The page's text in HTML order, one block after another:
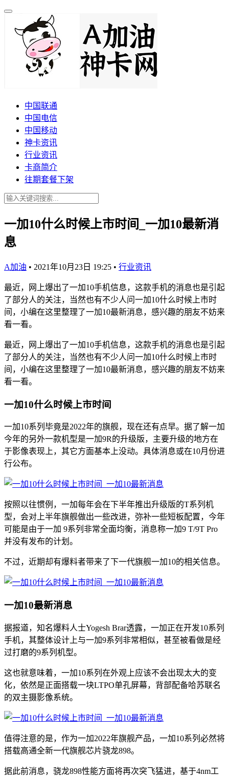
中国联通
中国电信
中国移动
神卡资讯
行业资讯
卡商简介
往期套餐下架
一加10什么时候上市时间_一加10最新消
息
A加油 • 2021年10月23日 19:25 • 行业资讯
最近，网上爆出了一加10手机信息，这款手机的消息也是引起
了部分人的关注，当然也有不少人问一加10什么时候上市时
间，小编在这里整理了一加10最新消息，感兴趣的朋友不妨来
看一看。
最近，网上爆出了一加10手机信息，这款手机的消息也是引起
了部分人的关注，当然也有不少人问一加10什么时候上市时
间，小编在这里整理了一加10最新消息，感兴趣的朋友不妨来
看一看。
一加10什么时候上市时间
一加10系列毕竟是2022年的旗舰，现在还有点早。据了解一加
今年的另外一款机型是一加9R的升级版，主要升级的地方在
于影像表现上，其它方面基本上没动。具体消息或在10月份进
行公布。
按照以往惯例，一加每年会在下半年推出升级版的T系列机
型，会对上半年旗舰做出一些改进，弥补一些短板配置，今年
可能是由于一加 9系列非常全面均衡，消息称一加9 T/9T Pro
并没有发布的计划。
不过，近期却有爆料者带来了下一代旗舰一加10的相关信息。
一加10最新消息
据报道，知名爆料人士Yogesh Brar透露，一加正在开发10系列
手机，其整体设计上与一加9系列非常相似，甚至被看做是经
过打磨的9系列机型。
这也就意味着，一加10系列在外观上应该不会出现太大的变
化，依然是正面搭载一块LTPO单孔屏幕，背部配备哈苏联名
的双主摄影像系统。
值得注意的是，作为一加2022年旗舰产品，一加10系列必然将
搭载高通全新一代旗舰芯片骁龙898。
据此前消息，骁龙898性能方面将再次突飞猛进，基于4nm工